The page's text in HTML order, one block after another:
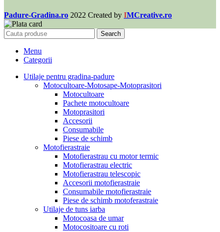
Padure-Gradina.ro 2022 Created by IMCreative.ro
Search
Menu
Categorii
Utilaje pentru gradina-padure
Motocultoare-Motosape-Motoprasitori
Motocultoare
Pachete motocultoare
Motoprasitori
Accesorii
Consumabile
Piese de schimb
Motofierastraie
Motofierastrau cu motor termic
Motofierastrau electric
Motofierastrau telescopic
Accesorii motofierastraie
Consumabile motofierastraie
Piese de schimb motoferastraie
Utilaje de tuns iarba
Motocoasa de umar
Motocositoare cu roti